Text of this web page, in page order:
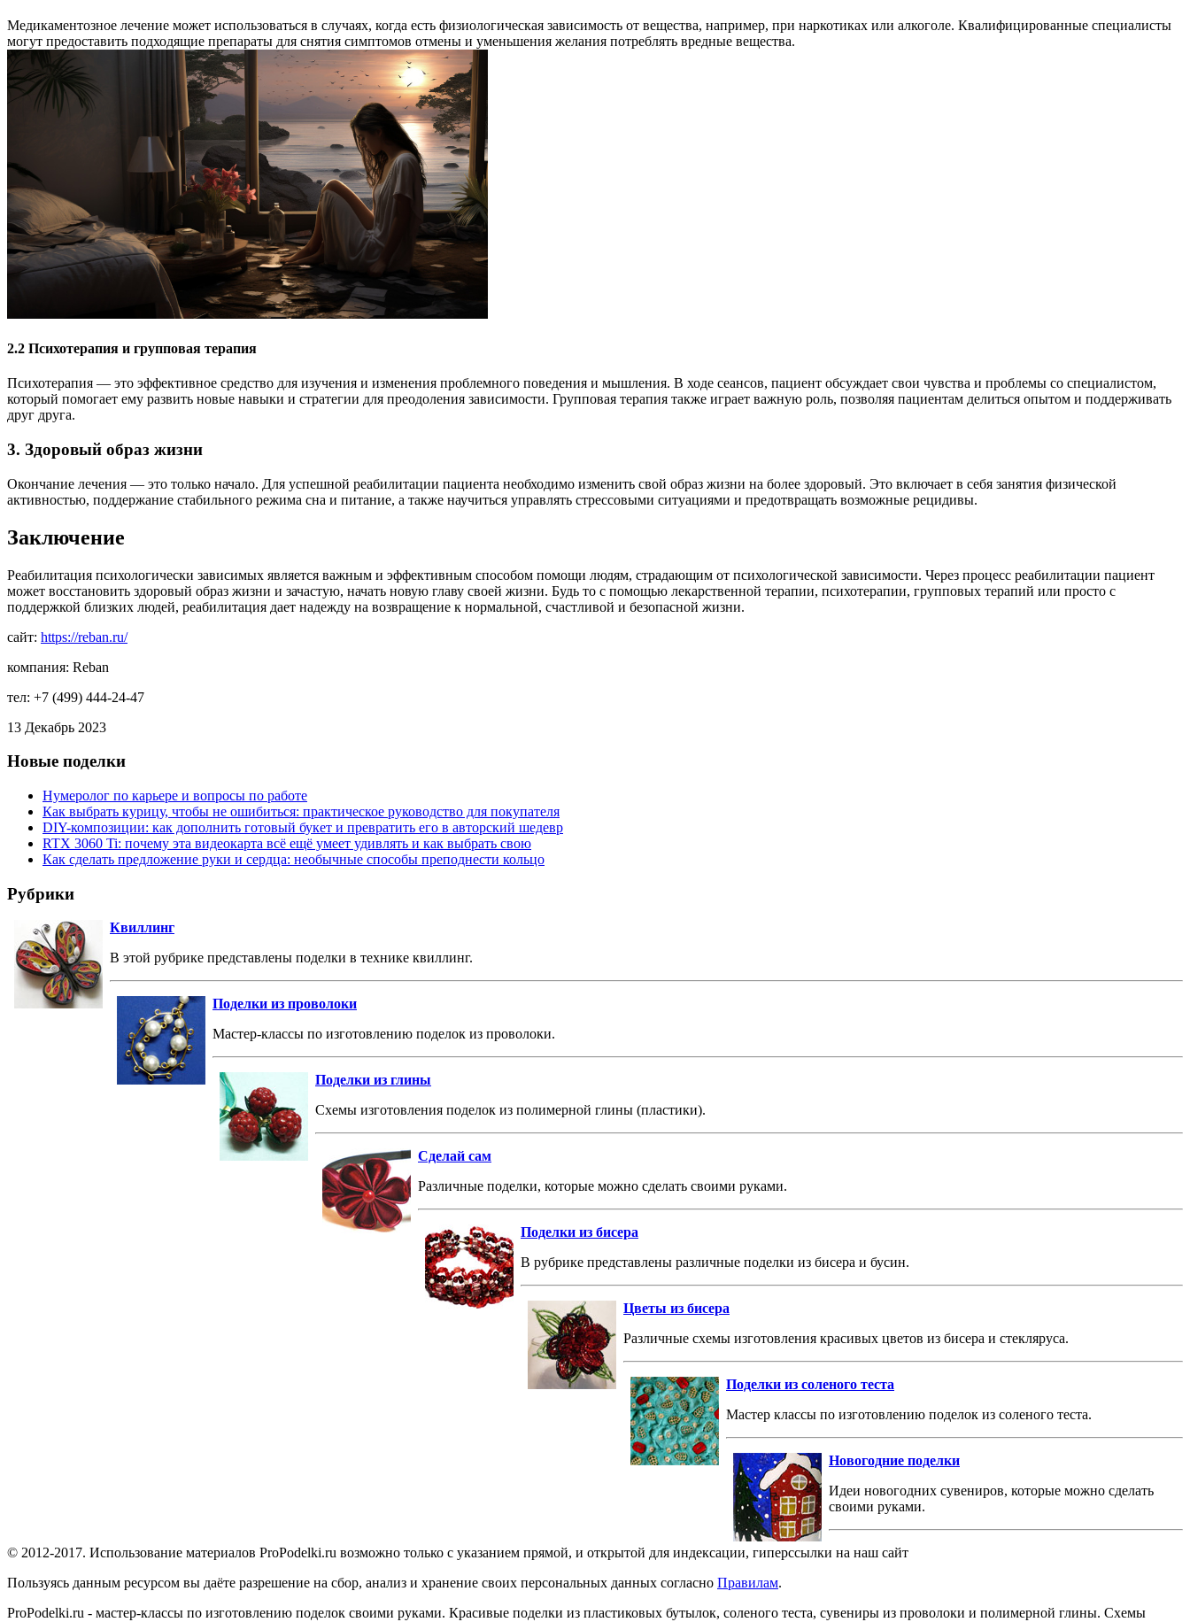
Медикаментозное лечение может использоваться в случаях, когда есть физиологическая зависимость от вещества, например, при наркотиках или алкоголе. Квалифицированные специалисты
могут предоставить подходящие препараты для снятия симптомов отмены и уменьшения желания потреблять вредные вещества.
2.2 Психотерапия и групповая терапия
Психотерапия — это эффективное средство для изучения и изменения проблемного поведения и мышления. В ходе сеансов, пациент обсуждает свои чувства и проблемы со специалистом,
который помогает ему развить новые навыки и стратегии для преодоления зависимости. Групповая терапия также играет важную роль, позволяя пациентам делиться опытом и поддерживать
друг друга.
3. Здоровый образ жизни
Окончание лечения — это только начало. Для успешной реабилитации пациента необходимо изменить свой образ жизни на более здоровый. Это включает в себя занятия физической
активностью, поддержание стабильного режима сна и питание, а также научиться управлять стрессовыми ситуациями и предотвращать возможные рецидивы.
Заключение
Реабилитация психологически зависимых является важным и эффективным способом помощи людям, страдающим от психологической зависимости. Через процесс реабилитации пациент
может восстановить здоровый образ жизни и зачастую, начать новую главу своей жизни. Будь то с помощью лекарственной терапии, психотерапии, групповых терапий или просто с
поддержкой близких людей, реабилитация дает надежду на возвращение к нормальной, счастливой и безопасной жизни.
сайт: https://reban.ru/
компания: Reban
тел: +7 (499) 444-24-47
13 Декабрь 2023
Новые поделки
Нумеролог по карьере и вопросы по работе
Как выбрать курицу, чтобы не ошибиться: практическое руководство для покупателя
DIY-композиции: как дополнить готовый букет и превратить его в авторский шедевр
RTX 3060 Ti: почему эта видеокарта всё ещё умеет удивлять и как выбрать свою
Как сделать предложение руки и сердца: необычные способы преподнести кольцо
Рубрики
Квиллинг
В этой рубрике представлены поделки в технике квиллинг.
Поделки из проволоки
Мастер-классы по изготовлению поделок из проволоки.
Поделки из глины
Схемы изготовления поделок из полимерной глины (пластики).
Сделай сам
Различные поделки, которые можно сделать своими руками.
Поделки из бисера
В рубрике представлены различные поделки из бисера и бусин.
Цветы из бисера
Различные схемы изготовления красивых цветов из бисера и стекляруса.
Поделки из соленого теста
Мастер классы по изготовлению поделок из соленого теста.
Новогодние поделки
Идеи новогодних сувениров, которые можно сделать
своими руками.
© 2012-2017. Использование материалов ProPodelki.ru возможно только с указанием прямой, и открытой для индексации, гиперссылки на наш сайт
Пользуясь данным ресурсом вы даёте разрешение на сбор, анализ и хранение своих персональных данных согласно Правилам.
ProPodelki.ru - мастер-классы по изготовлению поделок своими руками. Красивые поделки из пластиковых бутылок, соленого теста, сувениры из проволоки и полимерной глины. Схемы